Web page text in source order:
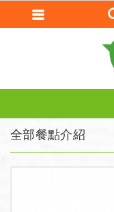
全部餐點介紹